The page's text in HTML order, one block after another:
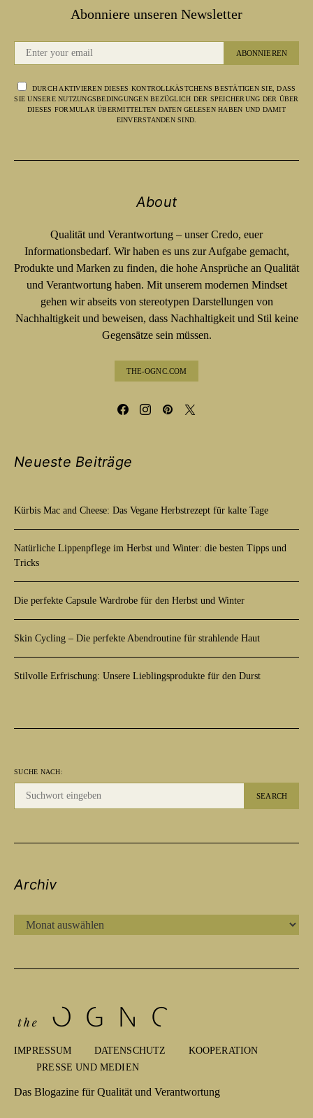
Abonniere unseren Newsletter
ABONNIEREN
DURCH AKTIVIEREN DIESES KONTROLLKÄSTCHENS BESTÄTIGEN SIE, DASS
SIE UNSERE NUTZUNGSBEDINGUNGEN BEZÜGLICH DER SPEICHERUNG DER ÜBER
DIESES FORMULAR ÜBERMITTELTEN DATEN GELESEN HABEN UND DAMIT
EINVERSTANDEN SIND.
About
Qualität und Verantwortung – unser Credo, euer
Informationsbedarf. Wir haben es uns zur Aufgabe gemacht,
Produkte und Marken zu finden, die hohe Ansprüche an Qualität
und Verantwortung haben. Mit unserem modernen Mindset
gehen wir abseits von stereotypen Darstellungen von
Nachhaltigkeit und beweisen, dass Nachhaltigkeit und Stil keine
Gegensätze sein müssen.
THE-OGNC.COM
Neueste Beiträge
Kürbis Mac and Cheese: Das Vegane Herbstrezept für kalte Tage
Natürliche Lippenpflege im Herbst und Winter: die besten Tipps und
Tricks
Die perfekte Capsule Wardrobe für den Herbst und Winter
Skin Cycling – Die perfekte Abendroutine für strahlende Haut
Stilvolle Erfrischung: Unsere Lieblingsprodukte für den Durst
SUCHE NACH:
SEARCH
Archiv
IMPRESSUM DATENSCHUTZ
KOOPERATION
PRESSE UND MEDIEN
Das Blogazine für Qualität und Verantwortung